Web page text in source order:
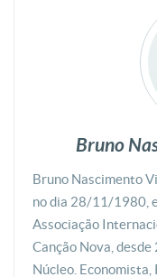
Bruno
Bruno Nascimento
no dia 28/11/1980,
Associação
Canção Nova,
Núcleo.